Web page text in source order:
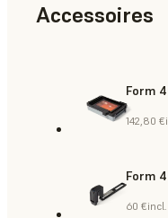
Accessoires
Form
142,80 €
Form
60 €